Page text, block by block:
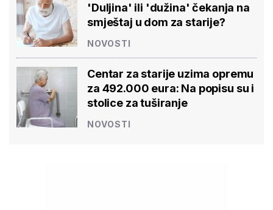
'Duljina' ili 'dužina' čekanja na
smještaj u dom za starije?
NOVOSTI
Centar za starije uzima opremu
za 492.000 eura: Na popisu su i
stolice za tuširanje
NOVOSTI